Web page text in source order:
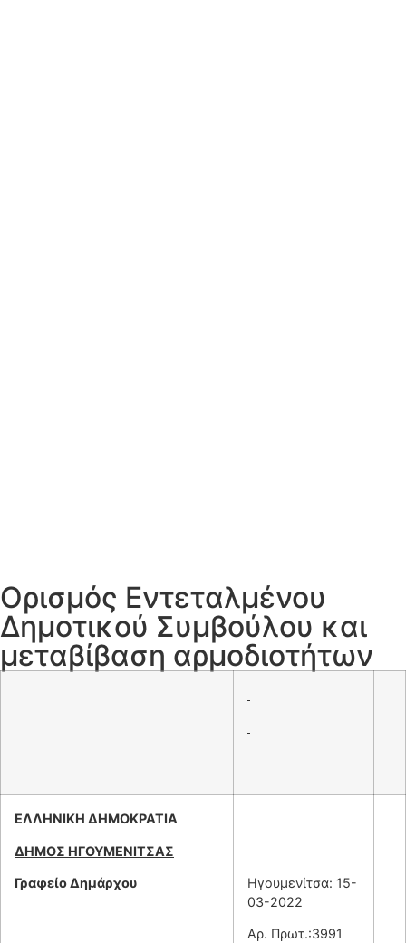
Ορισμός Εντεταλμένου
Δημοτικού Συμβούλου και
μεταβίβαση αρμοδιοτήτων
ΕΛΛΗΝΙΚΗ ΔΗΜΟΚΡΑΤΙΑ
ΔΗΜΟΣ ΗΓΟΥΜΕΝΙΤΣΑΣ
Γραφείο Δημάρχου
Ηγουμενίτσα: 15-
03-2022
Αρ. Πρωτ.:3991